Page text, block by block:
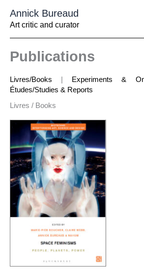
contenu
Annick Bureaud
Art critic and curator
Publications
Livres/Books | Experiments &
Études/Studies & Reports
Livres / Books